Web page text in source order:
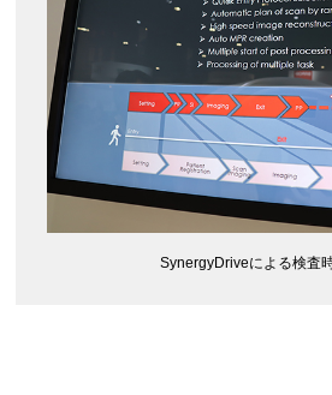
SynergyDriveによる検査